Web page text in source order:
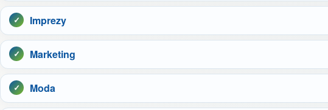
Imprezy
Marketing
Moda